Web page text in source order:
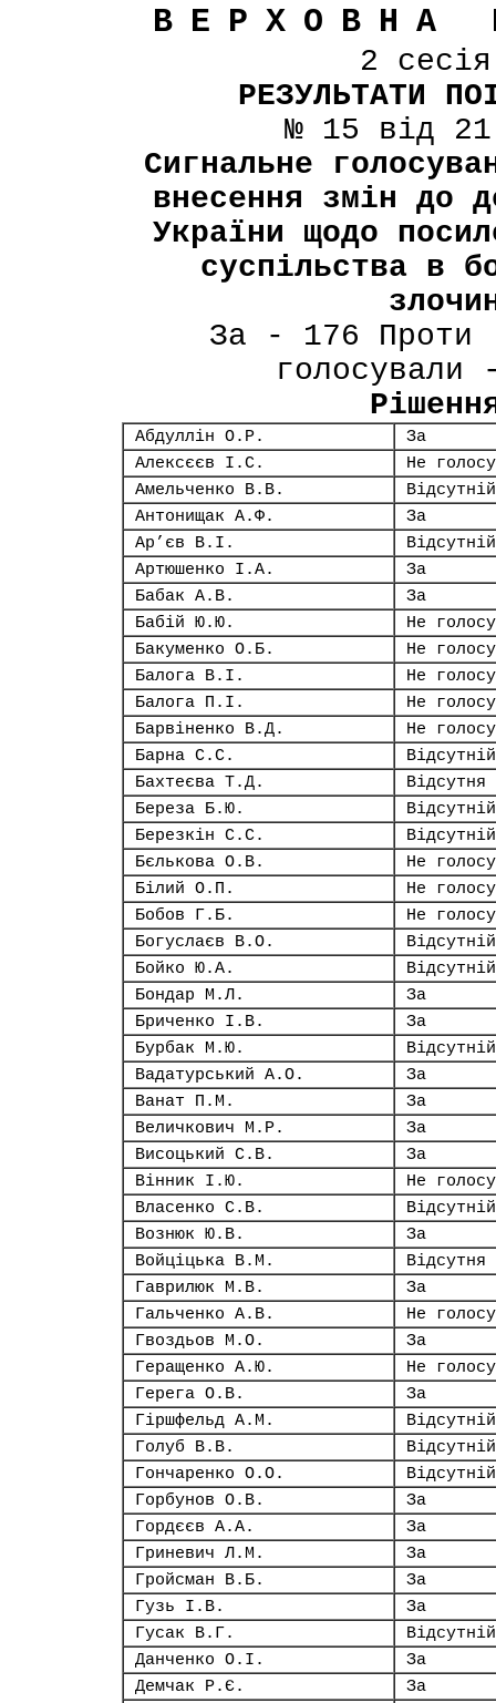
ВЕРХОВНА
2
РЕЗУЛЬТАТИ
№ 15 від
Сигнальне
внесення змін до
України щодо
суспільства в
За - 176 Проти
Абдуллін О.Р.
За
Алексєєв І.С.
Не
Амельченко В.В.
Відсутній
Антонищак А.Ф.
За
Ар’єв В.І.
Відсутній
Артюшенко І.А.
За
Бабак А.В.
За
Бабій Ю.Ю.
Не
Бакуменко О.Б.
Не
Балога В.І.
Не
Балога П.І.
Не
Барвіненко В.Д.
Не
Барна С.С.
Відсутній
Бахтеєва Т.Д.
Відсутня
Береза Б.Ю.
Відсутній
Березкін С.С.
Відсутній
Бєлькова О.В.
Не
Білий О.П.
Не
Бобов Г.Б.
Не
Богуслаєв В.О.
Відсутній
Бойко Ю.А.
Відсутній
Бондар М.Л.
За
Бриченко І.В.
За
Бурбак М.Ю.
Відсутній
Вадатурський А.О.
За
Ванат П.М.
За
Величкович М.Р.
За
Висоцький С.В.
За
Вінник І.Ю.
Не
Власенко С.В.
Відсутній
Вознюк Ю.В.
За
Войціцька В.М.
Відсутня
Гаврилюк М.В.
За
Гальченко А.В.
Не
Гвоздьов М.О.
За
Геращенко А.Ю.
Не
Герега О.В.
За
Гіршфельд А.М.
Відсутній
Голуб В.В.
Відсутній
Гончаренко О.О.
Відсутній
Горбунов О.В.
За
Гордєєв А.А.
За
Гриневич Л.М.
За
Гройсман В.Б.
За
Гузь І.В.
За
Гусак В.Г.
Відсутній
Данченко О.І.
За
Демчак Р.Є.
За